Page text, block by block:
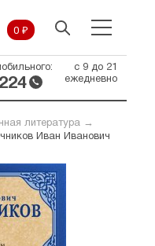
0 ₽
с 9 до 21
ежедневно
литература→
Иван Иванович